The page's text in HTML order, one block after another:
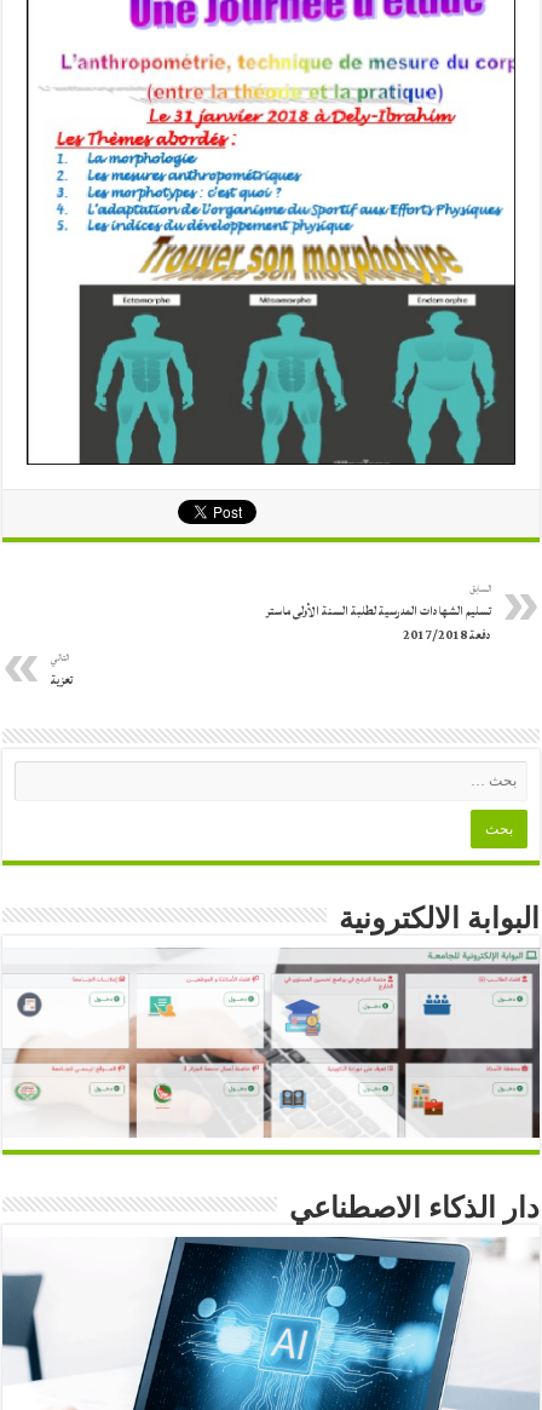
السابق
تسليم الشهادات المدرسية لطلبة السنة الأولى ماستر
دفعة 2017/2018
التالي
تعزية
البوابة الالكترونية
دار الذكاء الاصطناعي